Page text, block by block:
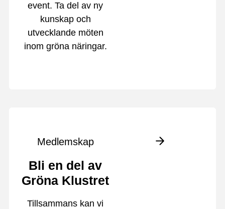
event. Ta del av ny
kunskap och
utvecklande möten
inom gröna näringar.
Medlemskap
Bli en del av
Gröna Klustret
Tillsammans kan vi